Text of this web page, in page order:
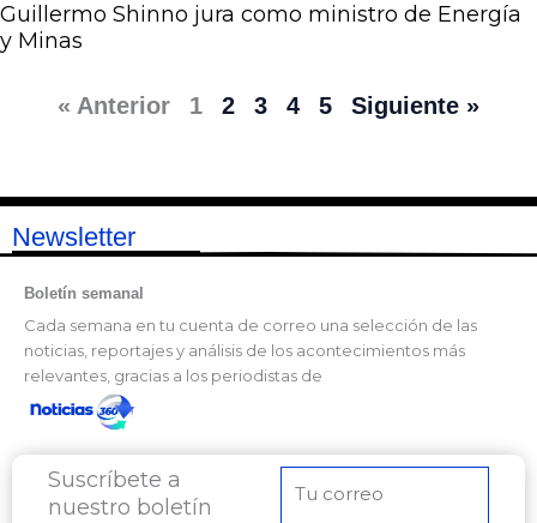
Guillermo Shinno jura como ministro de Energía
y Minas
« Anterior 1 2 3 4 5 Siguiente »
Newsletter
Boletín semanal
Cada semana en tu cuenta de correo una selección de las
noticias, reportajes y análisis de los acontecimientos más
relevantes, gracias a los periodistas de
Suscríbete a
nuestro boletín
electrónico